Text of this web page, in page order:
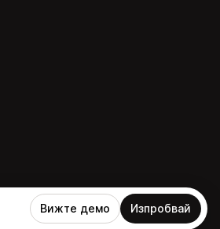
Вижте демо Изпробвай